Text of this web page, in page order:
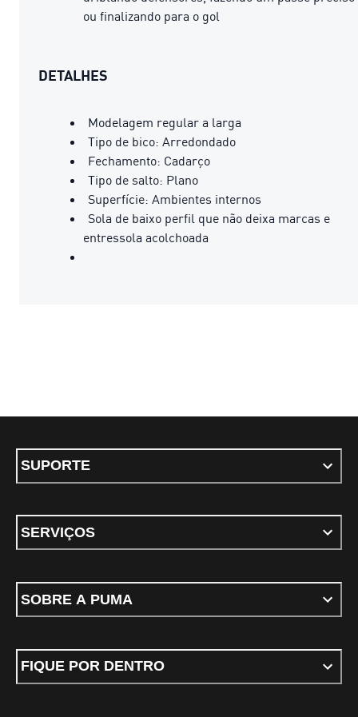
ou finalizando para o gol
DETALHES
Modelagem regular a larga
Tipo de bico: Arredondado
Fechamento: Cadarço
Tipo de salto: Plano
Superfície: Ambientes internos
Sola de baixo perfil que não deixa marcas e
entressola acolchoada
SUPORTE
SERVIÇOS
SOBRE A PUMA
FIQUE POR DENTRO